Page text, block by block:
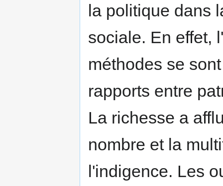
la politique dans
sociale. En effet,
méthodes se
rapports entre
La richesse a
nombre et la
l'indigence. Les